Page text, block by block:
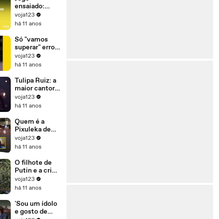
para se
manter no
poder'
ensaiado:
Dilma ganhou
ontem para
amanhã
voja123
há 11 anos
Só "vamos
superar" erros
(e crimes) se
Dilma sair do
voja123
há 11 anos
Tulipa Ruiz: a
maior cantora
da sua
geração
voja123
há 11 anos
Quem é a
Pixuleka de
Lula?
voja123
há 11 anos
O filhote de
Putin e a crise
de refugiados
voja123
há 11 anos
'Sou um ídolo
e gosto de